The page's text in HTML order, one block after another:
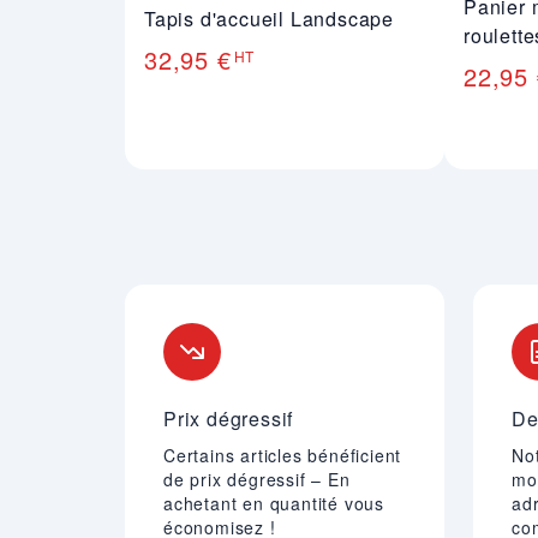
Tapis d'accueil Landscape
32,95 € HT
Panier
22,95
Prix dégressif
Certains articles bénéficient
de prix dégressif – En
achetant en quantité vous
économisez !